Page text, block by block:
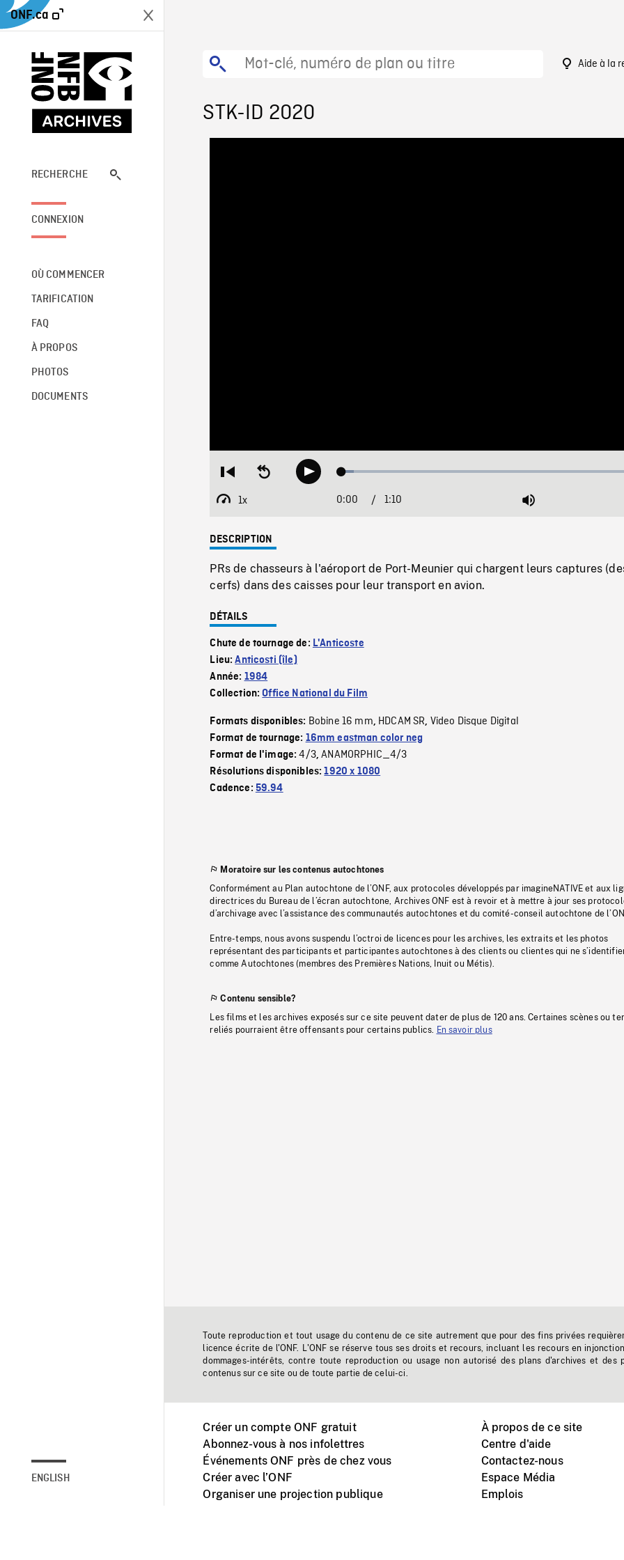
ONF.ca
RECHERCHE
CONNEXION
OÙ COMMENCER
TARIFICATION
FAQ
À PROPOS
PHOTOS
DOCUMENTS
ENGLISH
Aide à la
STK-ID 2020
Restart
beginning
Seek
backwardPlay Loaded:
1x
Playback
Current
0:00 / 1:10 Mute
DESCRIPTION
PRs de chasseurs à l'aéroport de Port-Meunier qui chargent leurs captures
cerfs) dans des caisses pour leur transport en avion.
DÉTAILS
Chute de tournage de: L'Anticoste
Lieu:Anticosti (île)
Année: 1984
Collection:Office National du Film
Formats disponibles: Bobine 16 mm, HDCAM SR, Video Disque Digital
Format de tournage: 16mm eastman color neg
Format de l'image:4/3,ANAMORPHIC_4/3
Résolutions disponibles:1920 x 1080
Cadence: 59.94
Moratoire sur les contenus autochtones
Conformément au Plan autochtone de l’ONF, aux protocoles développés par imagineNATIVE et aux
directrices du Bureau de l’écran autochtone, Archives ONF est à revoir et à mettre à jour ses
d’archivage avec l’assistance des communautés autochtones et du comité-conseil autochtone de
Entre-temps, nous avons suspendu l’octroi de licences pour les archives, les extraits et les photos
représentant des participants et participantes autochtones à des clients ou clientes qui ne
comme Autochtones (membres des Premières Nations, Inuit ou Métis).
Contenu sensible?
Les films et les archives exposés sur ce site peuvent dater de plus de 120 ans. Certaines scènes ou
reliés pourraient être offensants pour certains publics.
En savoir plus
Toute reproduction et tout usage du contenu de ce site autrement que pour des fins privées
licence écrite de l'ONF. L'ONF se réserve tous ses droits et recours, incluant les recours en
dommages-intérêts, contre toute reproduction ou usage non autorisé des plans d'archives et des
contenus sur ce site ou de toute partie de celui-ci.
Créer un compte ONF gratuit
Abonnez-vous à nos infolettres
Événements ONF près de chez vous
Créer avec l’ONF
Organiser une projection publique
À propos de ce site
Centre d'aide
Contactez-nous
Espace Média
Emplois